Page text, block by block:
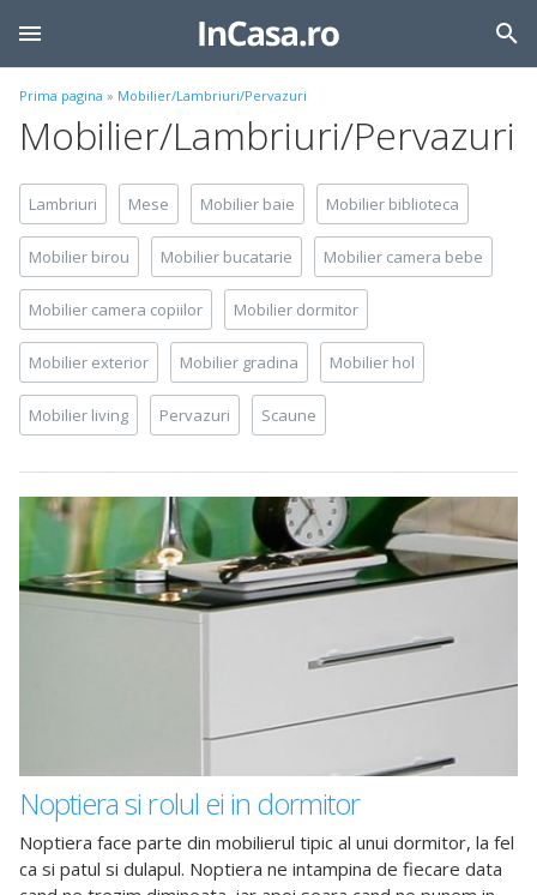
Prima pagina » Mobilier/Lambriuri/Pervazuri
Mobilier/Lambriuri/Pervazuri
Lambriuri Mese Mobilier baie Mobilier biblioteca
Mobilier birou Mobilier bucatarie Mobilier camera bebe
Mobilier camera copiilor Mobilier dormitor
Mobilier exterior Mobilier gradina Mobilier hol
Mobilier living Pervazuri Scaune
Noptiera si rolul ei in dormitor
Noptiera face parte din mobilierul tipic al unui dormitor, la fel
ca si patul si dulapul. Noptiera ne intampina de fiecare data